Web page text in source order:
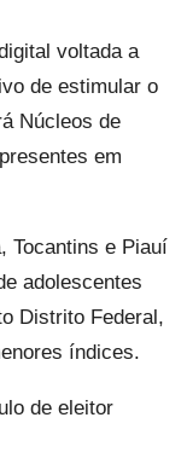
voltada a
de estimular o
Núcleos de
em
Tocantins e Piauí
adolescentes
Distrito Federal,
índices.
de eleitor